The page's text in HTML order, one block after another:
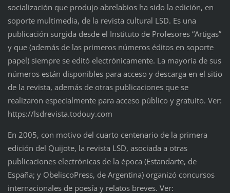
socialización que produjo abrelabios ha sido la edición, en
soporte multimedia, de la revista cultural LSD. Es una
publicación surgida desde el Instituto de Profesores “Artigas”
y que (además de las primeros números éditos en soporte
papel) siempre se editó electrónicamente. La mayoría de sus
números están disponibles para acceso y descarga en el sitio
de la revista, además de otras publicaciones que se
realizaron especialmente para acceso público y gratuito. Ver:
https://lsdrevista.todouy.com
En 2005, con motivo del cuarto centenario de la primera
edición del Quijote, la revista LSD, asociada a otras
publicaciones electrónicas de la época (Estandarte, de
España; y ObeliscoPress, de Argentina) organizó concursos
internacionales de poesía y relatos breves. Ver: